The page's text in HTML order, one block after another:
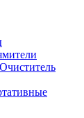
Очиститель